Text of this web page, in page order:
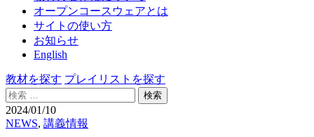
象
を
理
解
す
る
／
Science
and
Models:
オープンコースウェアとは
サイトの使い方
お知らせ
English
教材を探す プレイリストを探す
検
索:
2024/01/10
NEWS, 講義情報